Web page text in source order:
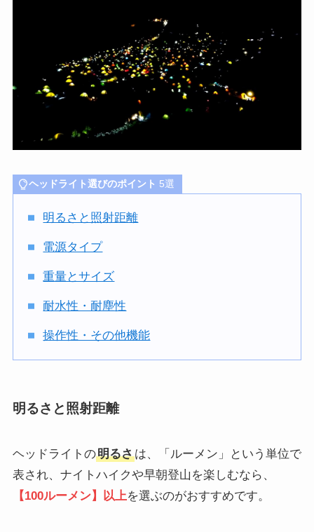
ヘッドライト選びのポイント 5選
明るさと照射距離
電源タイプ
重量とサイズ
耐水性・耐塵性
操作性・その他機能
明るさと照射距離
ヘッドライトの明るさは、「ルーメン」という単位で
表され、ナイトハイクや早朝登山を楽しむなら、
【100ルーメン】以上を選ぶのがおすすめです。